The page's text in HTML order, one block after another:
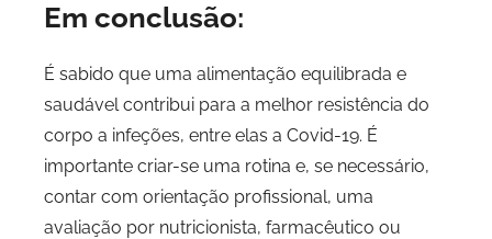
Em conclusão:
É sabido que uma alimentação equilibrada e
saudável contribui para a melhor resistência do
corpo a infeções, entre elas a Covid-19. É
importante criar-se uma rotina e, se necessário,
contar com orientação profissional, uma
avaliação por nutricionista, farmacêutico ou